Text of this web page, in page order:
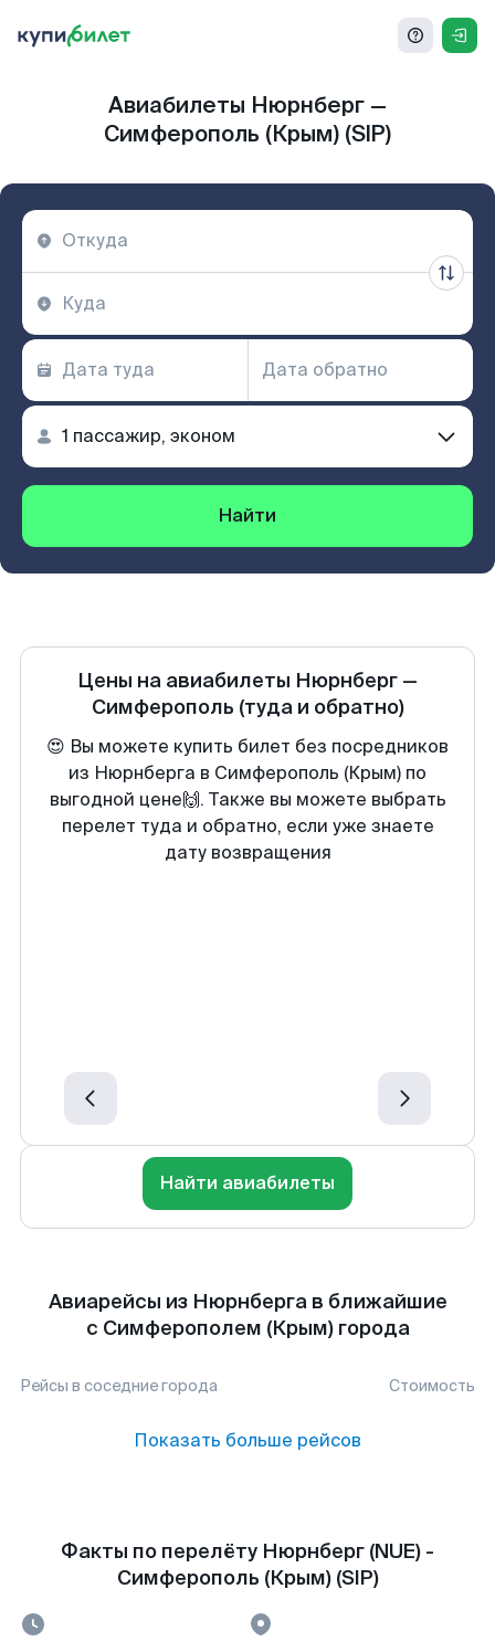
Авиабилеты Нюрнберг —
Симферополь (Крым) (SIP)
Найти
Цены на авиабилеты Нюрнберг —
Симферополь (туда и обратно)
😍 Вы можете купить билет без посредников
из Нюрнберга в Симферополь (Крым) по
выгодной цене🙌. Также вы можете выбрать
перелет туда и обратно, если уже знаете
дату возвращения
Найти авиабилеты
Авиарейсы из Нюрнберга в ближайшие
с Симферополем (Крым) города
Рейсы в соседние города Стоимость
Показать больше рейсов
Факты по перелёту Нюрнберг (NUE) -
Симферополь (Крым) (SIP)